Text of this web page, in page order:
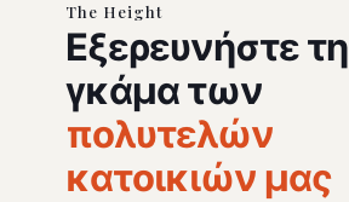
The Height
Εξερευνήστε τη
γκάμα των
πολυτελών
κατοικιών μας